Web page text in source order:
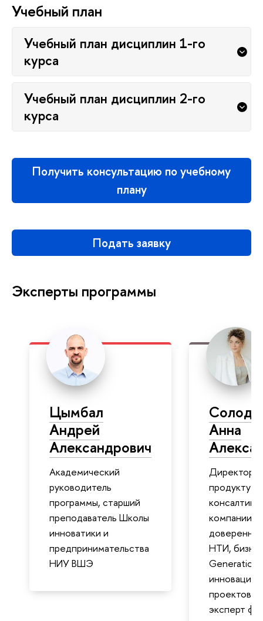
Учебный план
Учебный план дисциплин 1-го
курса
Учебный план дисциплин 2-го
курса
Получить консультацию по учебному
плану
Подать заявку
Эксперты программы
Цымбал
Андрей
Александрович
Академический
руководитель
программы, старший
преподаватель Школы
инноватики и
предпринимательства
НИУ ВШЭ
Анна
Директор
продукту
компании,
НТИ,
проектов и
эксперт